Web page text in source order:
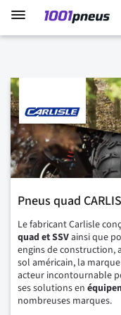
Pneus quad
Le fabricant Carlisle
quad et SSVainsi que
engins de construction,
sol américain, la
acteur incontournable
ses solutions en
nombreuses marques.